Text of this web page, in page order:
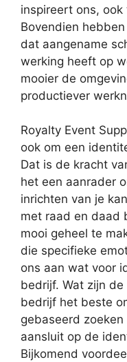
inspireert ons,
Bovendien
dat aangename
werking heeft op
mooier de
productiever
Royalty Event
ook om een
Dat is de kracht
het een aanrader
inrichten van je
met raad en daad
mooi geheel te
die specifieke
ons aan wat voor
bedrijf. Wat zijn
bedrijf het beste
gebaseerd
aansluit op de
Bijkomend